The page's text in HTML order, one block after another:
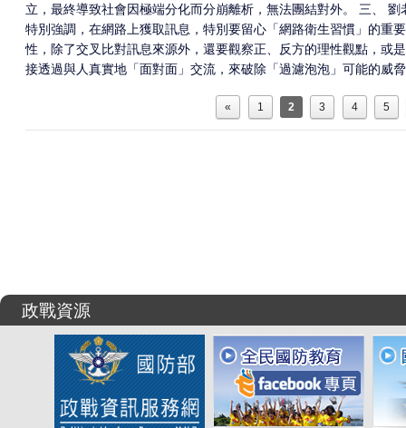
立，最終導致社會因極端分化而分崩離析，無法團結對外。 三、 劉
特別強調，在網路上獲取訊息，特別要留心「網路衛生習慣」的重要
性，除了交叉比對訊息來源外，還要觀察正、反方的理性觀點，或
接透過與人真實地「面對面」交流，來破除「過濾泡泡」可能的威
« 1 2 3 4 5
政戰資源